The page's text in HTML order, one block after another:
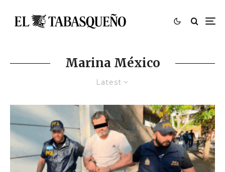
Marina México
Latest